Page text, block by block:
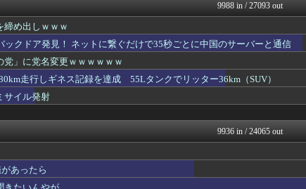
9988 in / 27093 out
締め出しｗｗｗ
ックドア発見！ ネットに繋ぐだけで35秒ごとに中国のサーバーと通信
党」に党名変更ｗｗｗｗｗｗ
走行しギネス記録を達成 55Lタンクでリッター36km（SUV）
サイル発射
9936 in / 24065 out
あったら